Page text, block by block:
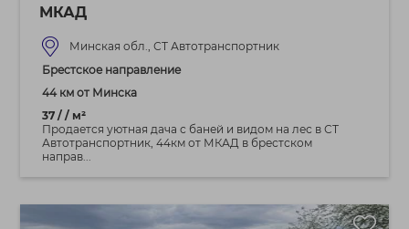
МКАД
Минская обл., СТ Автотранспортник
Брестское направление
44 км от Минска
37 / / м²
Продается уютная дача с баней и видом на лес в СТ
Автотранспортник, 44км от МКАД в брестском
направ...